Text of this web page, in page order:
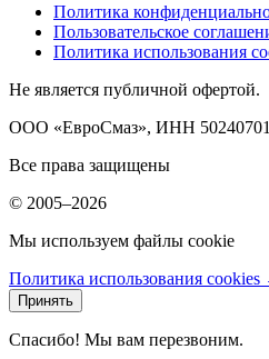
Политика
Пользовательское
Политика использования
Не является публичной офертой.
ООО «ЕвроСмаз», ИНН
Все права защищены
© 2005–2026
Мы используем файлы cookie
Политика использования cookies
Принять
Спасибо! Мы вам перезвоним.